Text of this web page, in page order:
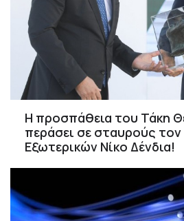
Η προσπάθεια του Τάκη
περάσει σε σταυρούς
Εξωτερικών Νίκο Δένδια!